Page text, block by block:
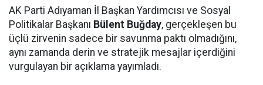
AK Parti Adıyaman İl Başkan Yardımcısı ve Sosyal
Politikalar Başkanı Bülent Buğday, gerçekleşen bu
üçlü zirvenin sadece bir savunma paktı olmadığını,
aynı zamanda derin ve stratejik mesajlar içerdiğini
vurgulayan bir açıklama yayımladı.